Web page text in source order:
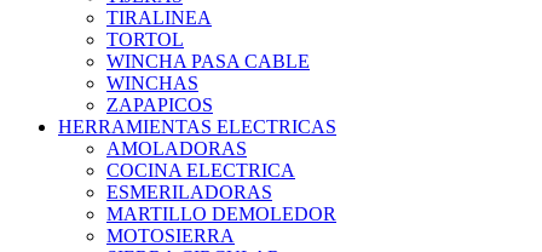
TIRALINEA
TORTOL
WINCHA PASA CABLE
WINCHAS
ZAPAPICOS
HERRAMIENTAS ELECTRICAS
AMOLADORAS
COCINA ELECTRICA
ESMERILADORAS
MARTILLO DEMOLEDOR
MOTOSIERRA